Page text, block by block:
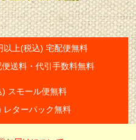
以上(税込) 宅配便無料
送料・代引手数料無料
スモール便無料
レターパック無料